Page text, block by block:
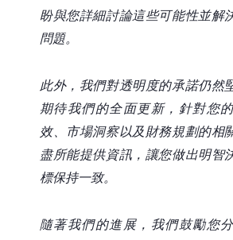
盼與您詳細討論這些可能性並解
問題。
此外，我們對透明度的承諾仍然
期待我們的全面更新，針對您
效、市場洞察以及財務規劃的相
盡所能提供資訊，讓您做出明智
標保持一致。
隨著我們的進展，我們鼓勵您